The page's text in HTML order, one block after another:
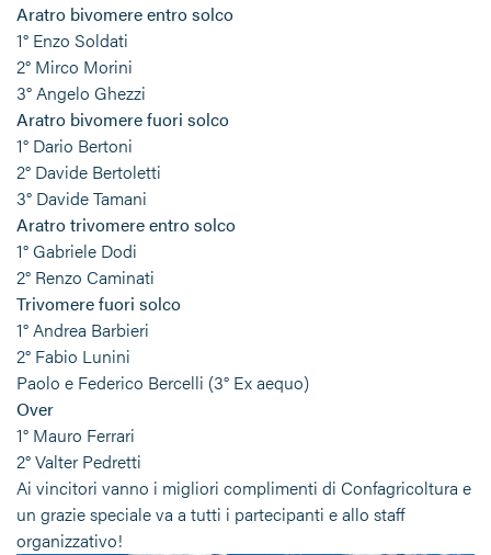
Aratro bivomere entro solco
1° Enzo Soldati
2° Mirco Morini
3° Angelo Ghezzi
Aratro bivomere fuori solco
1° Dario Bertoni
2° Davide Bertoletti
3° Davide Tamani
Aratro trivomere entro solco
1° Gabriele Dodi
2° Renzo Caminati
Trivomere fuori solco
1° Andrea Barbieri
2° Fabio Lunini
Paolo e Federico Bercelli (3° Ex aequo)
Over
1° Mauro Ferrari
2° Valter Pedretti
Ai vincitori vanno i migliori complimenti di Confagricoltura e
un grazie speciale va a tutti i partecipanti e allo staff
organizzativo!